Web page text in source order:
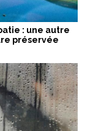
: une autre
préservée